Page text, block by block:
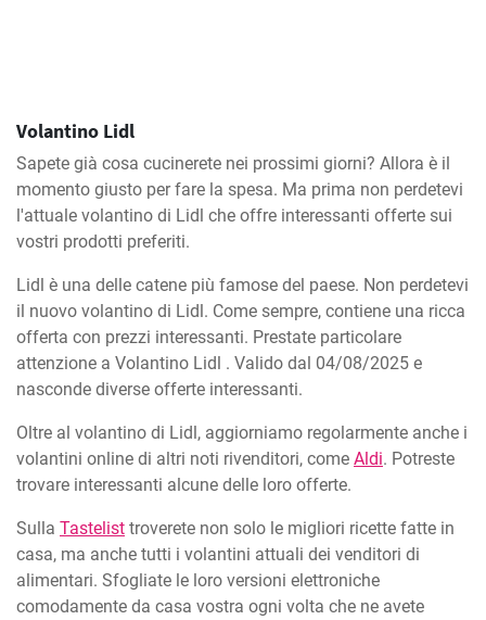
Volantino Lidl
Sapete già cosa cucinerete nei prossimi giorni? Allora è il
momento giusto per fare la spesa. Ma prima non perdetevi
l'attuale volantino di Lidl che offre interessanti offerte sui
vostri prodotti preferiti.
Lidl è una delle catene più famose del paese. Non perdetevi
il nuovo volantino di Lidl. Come sempre, contiene una ricca
offerta con prezzi interessanti. Prestate particolare
attenzione a Volantino Lidl . Valido dal 04/08/2025 e
nasconde diverse offerte interessanti.
Oltre al volantino di Lidl, aggiorniamo regolarmente anche i
volantini online di altri noti rivenditori, come Aldi. Potreste
trovare interessanti alcune delle loro offerte.
Sulla Tastelist troverete non solo le migliori ricette fatte in
casa, ma anche tutti i volantini attuali dei venditori di
alimentari. Sfogliate le loro versioni elettroniche
comodamente da casa vostra ogni volta che ne avete